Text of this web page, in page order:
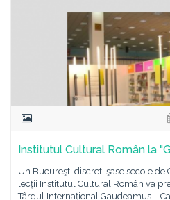
Institutul Cultural Român la
Un Bucureşti discret, şase secole
lecţii Institutul Cultural Român va
Târgul Internaţional Gaudeamus –